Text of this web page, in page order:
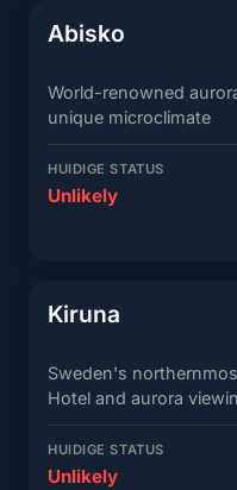
Abisko
World-renowned
unique microclimate
HUIDIGE STATUS
Unlikely
Kiruna
Sweden's
Hotel and aurora
HUIDIGE STATUS
Unlikely